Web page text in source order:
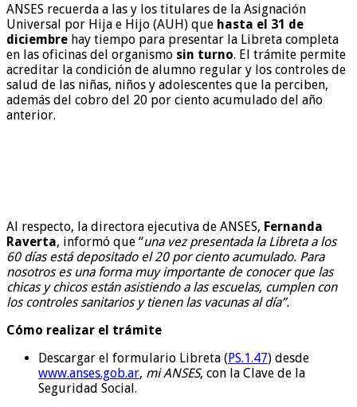
ANSES recuerda a las y los titulares de la Asignación
Universal por Hija e Hijo (AUH) que hasta el 31 de
diciembre hay tiempo para presentar la Libreta completa
en las oficinas del organismo sin turno. El trámite permite
acreditar la condición de alumno regular y los controles de
salud de las niñas, niños y adolescentes que la perciben,
además del cobro del 20 por ciento acumulado del año
anterior.
Al respecto, la directora ejecutiva de ANSES, Fernanda
Raverta, informó que “una vez presentada la Libreta a los
60 días está depositado el 20 por ciento acumulado. Para
nosotros es una forma muy importante de conocer que las
chicas y chicos están asistiendo a las escuelas, cumplen con
los controles sanitarios y tienen las vacunas al día”.
Cómo realizar el trámite
Descargar el formulario Libreta (PS.1.47) desde
www.anses.gob.ar, mi ANSES, con la Clave de la
Seguridad Social.